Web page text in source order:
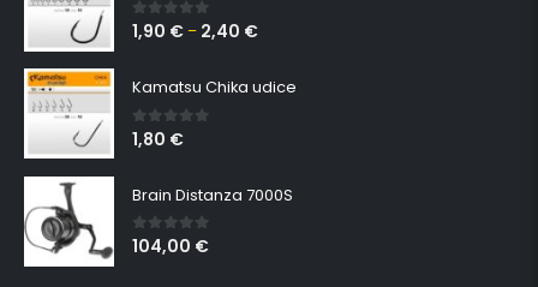
0 out of 5
1,90 € – 2,40 €
Kamatsu Chika udice
0 out of 5
1,80 €
Brain Distanza 7000S
0out of 5
104,00 €